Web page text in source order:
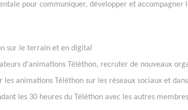
pour communiquer, développer et accompagner
sur le terrain et en digital
d'animations Téléthon, recruter de nouveaux
animations Téléthon sur les réseaux sociaux et
les 30 heures du Téléthon avec les autres